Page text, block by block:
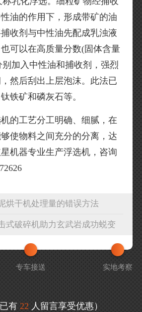
油的作用下，形成带矿的油
收剂与中性油先配成乳浊液
可以在高质量分数(固体含量
别加入中性油和捕收剂，强烈
然后刮出上层泡沫。此法已
铁矿和磷灰石等。
的工艺分工明确、细腻，在
使物料之间充分的分离，达
机器专业生产浮选机，咨询
烘干机处理量的错误方法
式破碎机助力玄武岩成功蜕变
专车接送 实地考察
有 22 人留言享受优惠）